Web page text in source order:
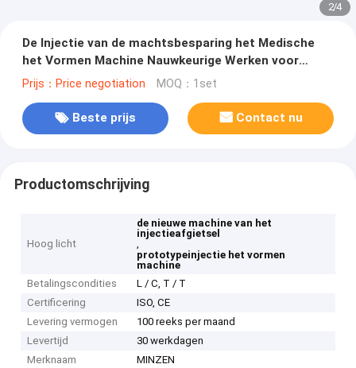
2/4
De Injectie van de machtsbesparing het Medische
het Vormen Machine Nauwkeurige Werken voor
Injecteurs mz-130
Prijs：Price negotiation MOQ：1set
Beste prijs Contact nu
Productomschrijving
Hoog licht
de nieuwe machine van het
injectieafgietsel
,
prototypeinjectie het vormen
machine
Betalingscondities
L / C, T / T
Certificering
ISO, CE
Levering vermogen
100 reeks per maand
Levertijd
30 werkdagen
Merknaam
MINZEN